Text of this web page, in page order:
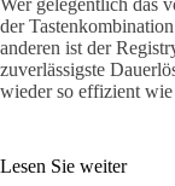
der Tastenkombination
anderen ist der
zuverlässigste
wieder so effizient
Lesen Sie weiter